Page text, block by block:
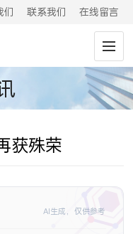
们 联系我们 在线留言
获殊荣
AI生成，仅供参考